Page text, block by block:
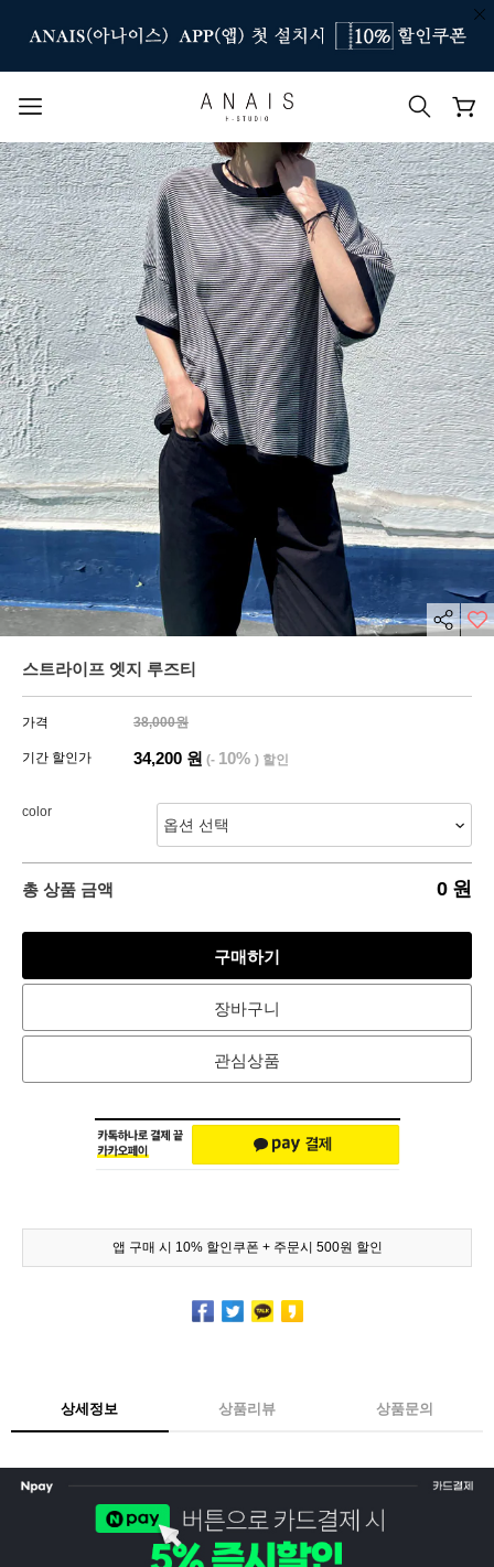
인기 검색어
#신상7%할인 #아나이스 제작
#MD추천 #당일발송 #BEST OF BEST
스트라이프 엣지 루즈티
가격 38,000원
기간 할인가 34,200 원 (- 10% ) 할인
color
총 상품 금액 0 원
구매하기
장바구니
관심상품
앱 구매 시 10% 할인쿠폰 + 주문시 500원 할인
상세정보 상품리뷰 상품문의